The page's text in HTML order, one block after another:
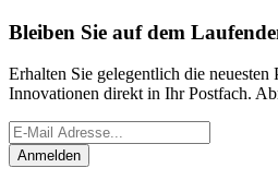
Bleiben Sie auf dem
Erhalten Sie gelegentlich die neuesten
Innovationen direkt in Ihr Postfach.
*
indicates
required
Email
Address
*